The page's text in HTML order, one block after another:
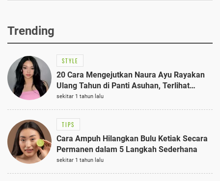
Trending
STYLE
20 Cara Mengejutkan Naura Ayu Rayakan
Ulang Tahun di Panti Asuhan, Terlihat
Anggun dengan Kaftan Cokelat
sekitar 1 tahun lalu
TIPS
Cara Ampuh Hilangkan Bulu Ketiak Secara
Permanen dalam 5 Langkah Sederhana
sekitar 1 tahun lalu